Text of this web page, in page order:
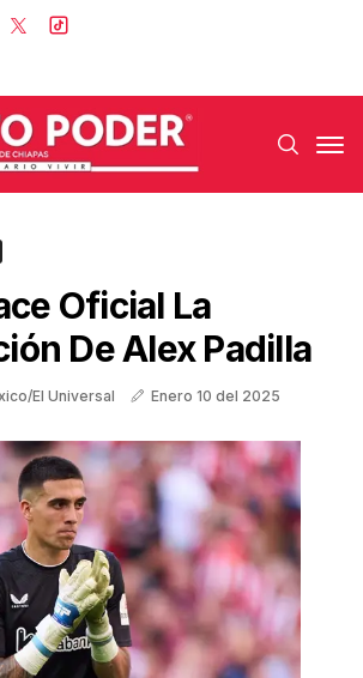
Oficial La
De Alex Padilla
El Universal Enero 10 del 2025